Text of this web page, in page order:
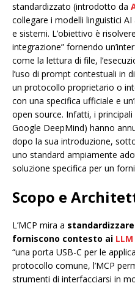
standardizzato (introdotto da
collegare i modelli linguistici
e sistemi. L’obiettivo è
integrazione” fornendo
come la lettura di file,
l’uso di prompt contestuali in
un protocollo proprietario o
con una specifica ufficiale e
open source. Infatti, i
Google DeepMind) hanno
dopo la sua introduzione,
uno standard ampiamente
soluzione specifica per un
Scopo e
L’MCP mira a
forniscono contesto ai LLM
“una porta USB-C per le
protocollo comune, l’MCP
strumenti di interfacciarsi in